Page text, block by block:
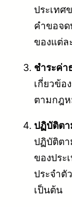
ประเทศ
คำขอจด
ของแต่ล
ชำระค่า
เกี่ยวข้อ
ตามกฎห
ปฏิบัติต
ปฏิบัติต
ของประ
ประจำตั
เป็นต้น